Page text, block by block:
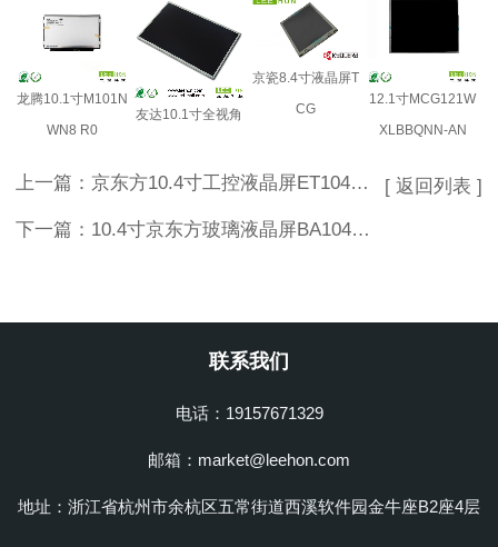
龙腾10.1寸M101N
WN8 R0
友达10.1寸全视角
京瓷8.4寸液晶屏T
CG
12.1寸MCG121W
XLBBQNN-AN
上一篇： 京东方10.4寸工控液晶屏ET104S0M-N10无触摸TN屏
下一篇： 10.4寸京东方玻璃液晶屏BA104S01-300高亮tft屏
[ 返回列表 ]
联系我们
电话：19157671329
邮箱：market@leehon.com
地址：浙江省杭州市余杭区五常街道西溪软件园金牛座B2座4层